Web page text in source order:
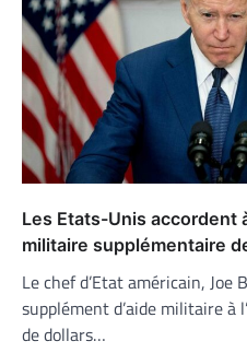
Les Etats-Unis accordent
militaire supplémentaire
Le chef d’Etat américain, Joe
supplément d’aide militaire à
de dollars…